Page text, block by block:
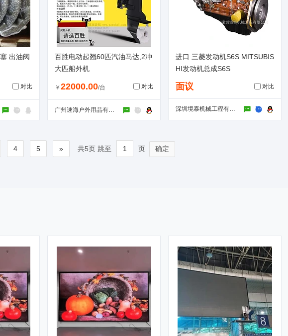
出油阀
对比
百胜电动起翘60匹汽油马达,2冲
大匹船外机
￥ 22000.00/台 对比
广州速海户外用品有限公司
进口 三菱发动机S6S MITSUBIS
HI发动机总成S6S
面议 对比
深圳境泰机械工程有限公司
4 5 » 共5页 跳至 页